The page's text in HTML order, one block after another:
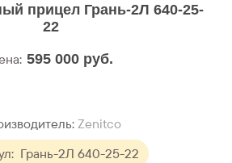
прицел Грань-2Л 640-25-
22
Zenitco
Грань-2Л 640-25-22
595 000 руб.